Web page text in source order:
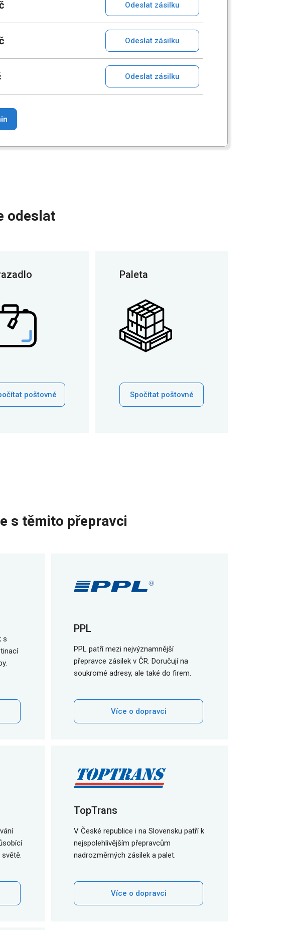
Odeslat zásilku
Odeslat zásilku
Odeslat zásilku
odeslat
poštovné
Paleta
Spočítat poštovné
s těmito přepravci
s
PPL
PPL patří mezi nejvýznamnější
přepravce zásilek v ČR. Doručují na
soukromé adresy, ale také do firem.
Více o dopravci
TopTrans
V České republice i na Slovensku patří k
nejspolehlivějším přepravcům
nadrozměrných zásilek a palet.
Více o dopravci